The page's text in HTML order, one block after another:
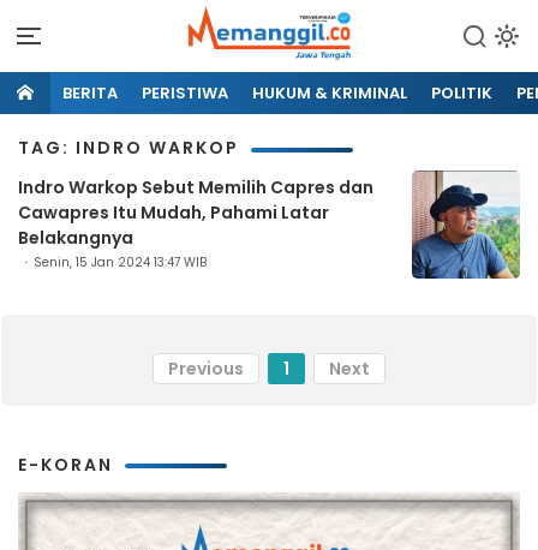
BERITA PERISTIWA HUKUM & KRIMINAL POLITIK
TAG: INDRO WARKOP
Indro Warkop Sebut Memilih Capres dan
Cawapres Itu Mudah, Pahami Latar
Belakangnya
Senin, 15 Jan 2024 13:47 WIB
Previous 1 Next
E-KORAN